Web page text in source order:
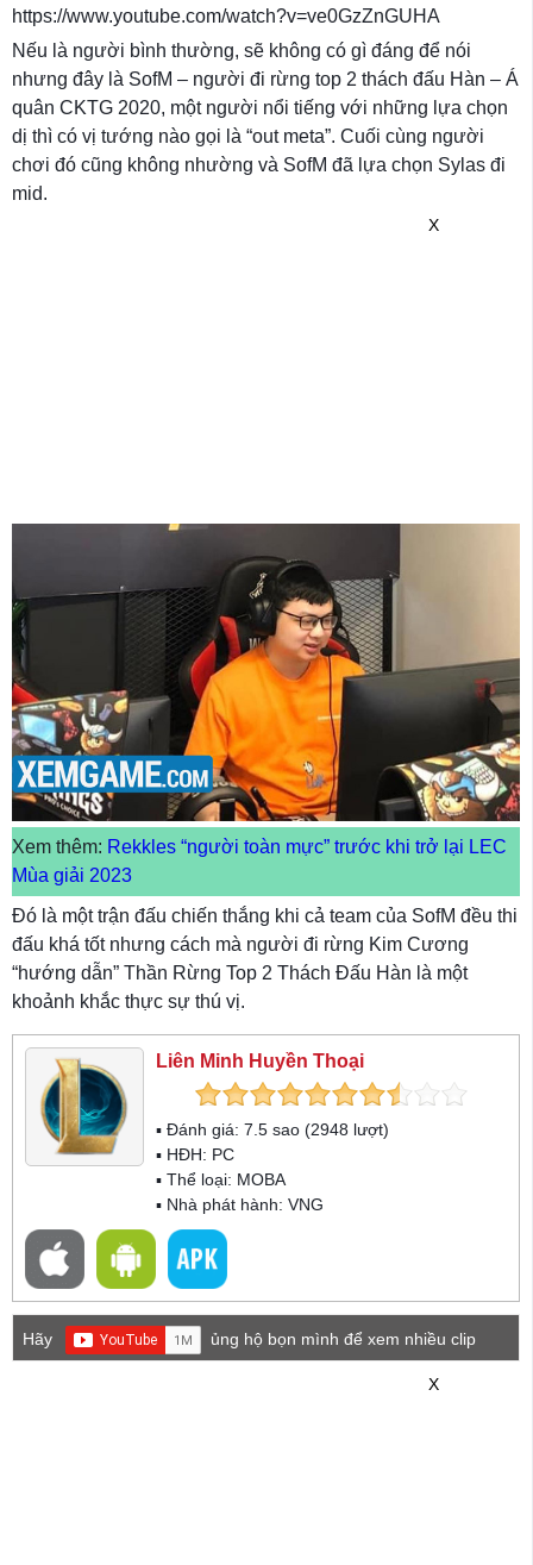
https://www.youtube.com/watch?v=ve0GzZnGUHA
Nếu là người bình thường, sẽ không có gì đáng để nói
nhưng đây là SofM – người đi rừng top 2 thách đấu Hàn – Á
quân CKTG 2020, một người nổi tiếng với những lựa chọn
dị thì có vị tướng nào gọi là “out meta”. Cuối cùng người
chơi đó cũng không nhường và SofM đã lựa chọn Sylas đi
mid.
X
Xem thêm: Rekkles “người toàn mực” trước khi trở lại LEC
Mùa giải 2023
Đó là một trận đấu chiến thắng khi cả team của SofM đều thi
đấu khá tốt nhưng cách mà người đi rừng Kim Cương
“hướng dẫn” Thần Rừng Top 2 Thách Đấu Hàn là một
khoảnh khắc thực sự thú vị.
Liên Minh Huyền Thoại
▪ Đánh giá: 7.5 sao (2948 lượt)
▪ HĐH: PC
▪ Thể loại: MOBA
▪ Nhà phát hành: VNG
Hãy
ủng hộ bọn mình để xem nhiều clip
X